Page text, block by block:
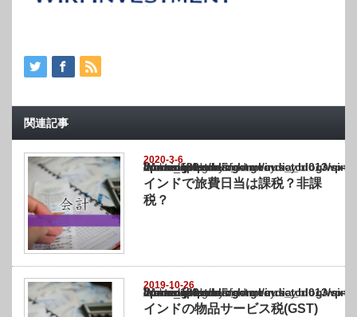
関連記事
2020-3-6
Warning
: Undefined array key "show_category" in
/home/netst/kuno-cpa.co.jp/public_html/india_blog/wp-content/themes/
on line183
インドで旅費日当は課税？非課
税？
2019-10-26
Warning
: Undefined array key "show_category" in
/home/netst/kuno-cpa.co.jp/public_html/india_blog/wp-content/themes/
on line183
インドの物品サービス税(GST)